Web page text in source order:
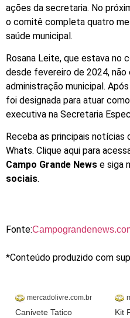
ações da secretaria. No
o comitê completa quatro
saúde municipal.
Rosana Leite, que estava no
desde fevereiro de 2024, não
administração municipal.
foi designada para atuar
executiva na Secretaria
Receba as principais notícias
Whats. Clique aqui para
Campo Grande News e siga
sociais.
Fonte:
*Conteúdo produzido com
mercadolivre.com.br
Canivete Tatico
Kit